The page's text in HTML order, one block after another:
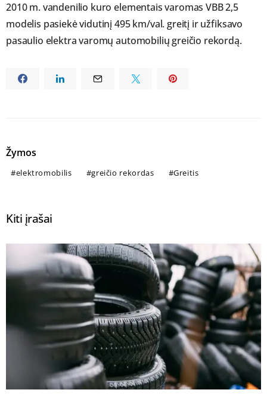
2010 m. vandenilio kuro elementais varomas VBB 2,5
modelis pasiekė vidutinį 495 km/val. greitį ir užfiksavo
pasaulio elektra varomų automobilių greičio rekordą.
Žymos
elektromobilis greičio rekordas Greitis
Kiti įrašai